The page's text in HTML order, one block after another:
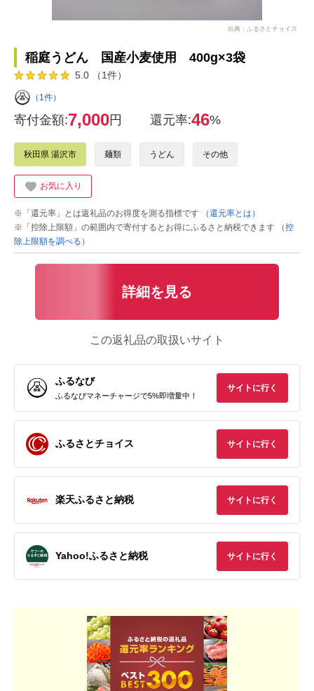
出典：ふるさとチョイス
稲庭うどん 国産小麦使用 400g×3袋
5.0 （1件）
（1件）
寄付金額:7,000円 還元率:46%
秋田県 湯沢市 麺類 うどん その他
お気に入り
※「還元率」とは返礼品のお得度を測る指標です
（還元率とは）
※「控除上限額」の範囲内で寄付するとお得にふるさと納税できます
（控
除上限額を調べる）
詳細を見る
この返礼品の取扱いサイト
ふるなび
ふるなびマネーチャージで5%即増量中！
サイトに行く
ふるさとチョイス サイトに行く
楽天ふるさと納税 サイトに行く
Yahoo!ふるさと納税 サイトに行く